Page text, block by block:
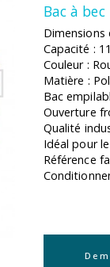
Bac à
Dimensions
Capacité :
Couleur :
Matière :
Bac
Ouverture
Qualité
Idéal pour
Référence